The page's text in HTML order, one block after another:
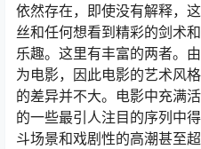
依然存在，即使没有解释，
丝和任何想看到精彩的剑术
乐趣。这里有丰富的两者。
为电影，因此电影的艺术风
的差异并不大。电影中充满
的一些最引人注目的序列中
斗场景和戏剧性的高潮甚至